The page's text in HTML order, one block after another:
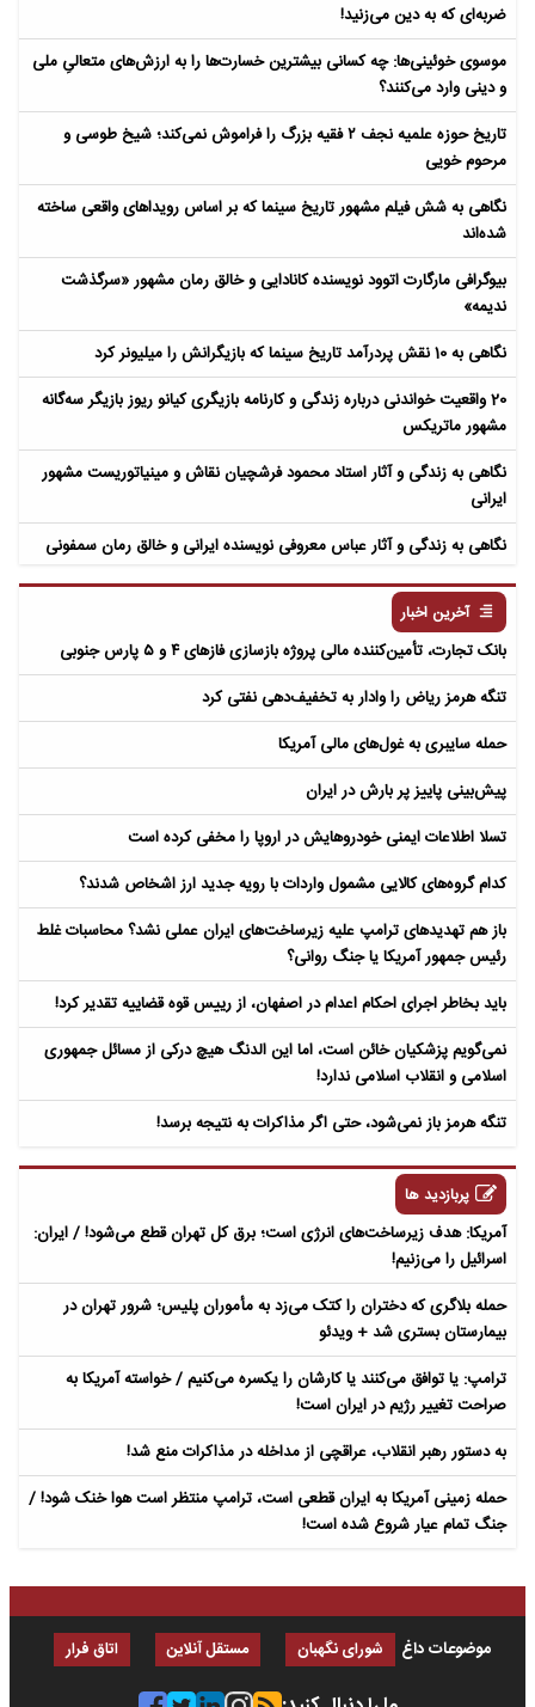
ضربه‌ای که به دین می‌زنید!
موسوی خوئینی‌ها: چه کسانی بیشترین خسارت‌ها را به ارزش‌های متعالیِ ملی
و دینی وارد می‌کنند؟
تاریخ حوزه علمیه نجف ۲ فقیه بزرگ را فراموش نمی‌کند؛ شیخ طوسی و
مرحوم خویی
نگاهی به شش فیلم مشهور تاریخ سینما که بر اساس رویداهای واقعی ساخته
شده‌اند
بیوگرافی مارگارت اتوود نویسنده کانادایی و خالق رمان مشهور «سرگذشت
ندیمه»
نگاهی به 10 نقش پردرآمد تاریخ سینما که بازیگرانش را میلیونر کرد
20 واقعیت خواندنی درباره زندگی و کارنامه بازیگری کیانو ریوز بازیگر سه‌گانه
مشهور ماتریکس
نگاهی به زندگی و آثار استاد محمود فرشچیان نقاش و مینیاتوریست مشهور
ایرانی
نگاهی به زندگی و آثار عباس معروفی نویسنده ایرانی و خالق رمان سمفونی
آخرین اخبار
بانک تجارت، تأمین‌کننده مالی پروژه بازسازی فازهای ۴ و ۵ پارس جنوبی
تنگه هرمز ریاض را وادار به تخفیف‌دهی نفتی کرد
حمله سایبری به غول‌های مالی آمریکا
پیش‌بینی پاییز پر بارش در ایران
تسلا اطلاعات ایمنی خودروهایش در اروپا را مخفی کرده است
کدام گروه‌های کالایی مشمول واردات با رویه جدید ارز اشخاص شدند؟
باز هم تهدیدهای ترامپ علیه زیرساخت‌های ایران عملی نشد؟ محاسبات غلط
رئیس جمهور آمریکا یا جنگ روانی؟
باید بخاطر اجرای احکام اعدام در اصفهان، از رییس قوه قضاییه تقدیر کرد!
نمی‌گویم پزشکیان خائن است، اما این الدنگ هیچ درکی از مسائل جمهوری
اسلامی و انقلاب اسلامی ندارد!
تنگه هرمز باز نمی‌شود، حتی اگر مذاکرات به نتیجه برسد!
پربازدید ها
آمریکا: هدف زیرساخت‌های انرژی است؛ برق کل تهران قطع می‌شود! / ایران:
اسرائیل را می‌زنیم!
حمله بلاگری که دختران را کتک می‌زد به مأموران پلیس؛ شرور تهران در
بیمارستان بستری شد + ویدئو
ترامپ: یا توافق می‌کنند یا کارشان را یکسره می‌کنیم / خواسته آمریکا به
صراحت تغییر رژیم در ایران است!
به دستور رهبر انقلاب، عراقچی از مداخله در مذاکرات منع شد!
حمله زمینی آمریکا به ایران قطعی است، ترامپ منتظر است هوا خنک شود! /
جنگ تمام عیار شروع شده است!
موضوعات داغ شورای نگهبان مستقل آنلاین اتاق فرار